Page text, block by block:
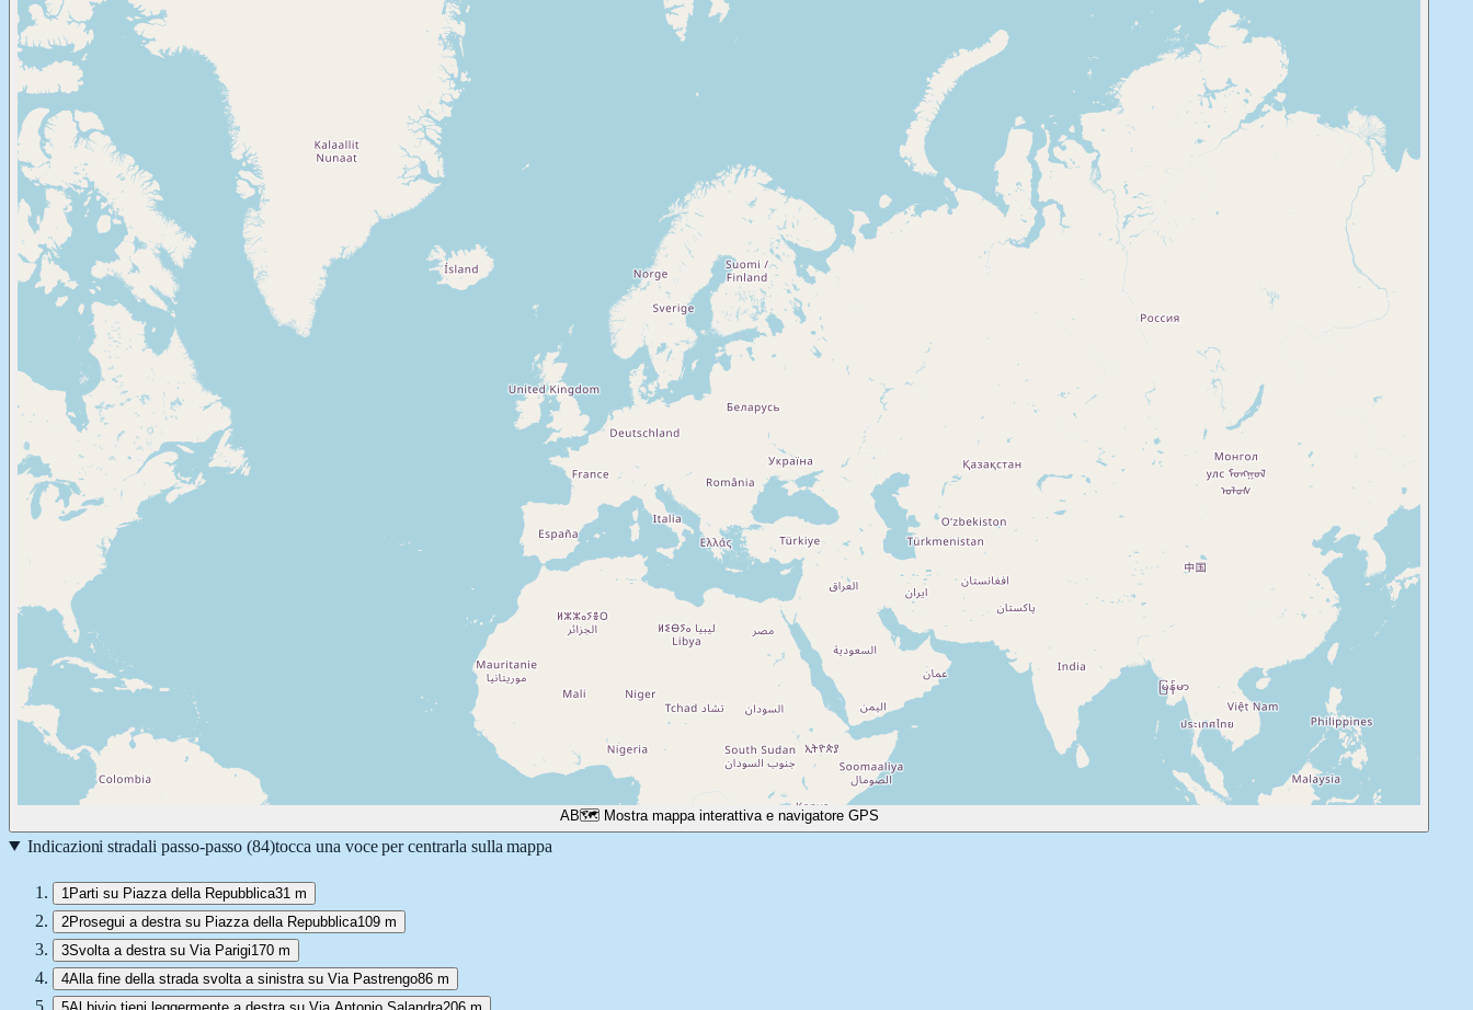
AB🗺️ Mostra mappa interattiva e navigatore GPS
Indicazioni stradali passo-passo (84)tocca una voce per centrarla sulla mappa
1 Parti su Piazza della Repubblica31 m
2Prosegui a destra su Piazza della Repubblica109 m
3Svolta a destra su Via Parigi170 m
4Alla fine della strada svolta a sinistra su Via Pastrengo86 m